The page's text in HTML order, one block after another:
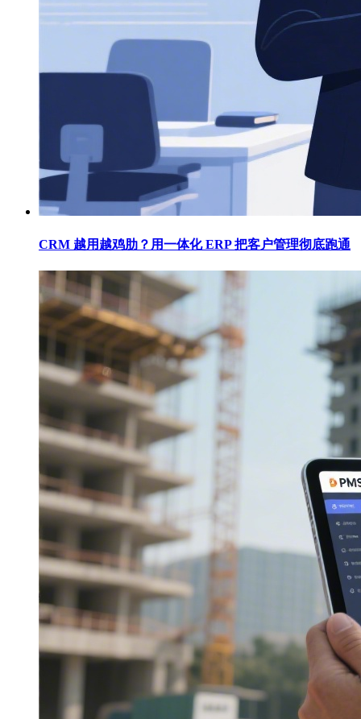
CRM 越用越鸡肋？用一体化 ERP 把客户管理彻底跑通